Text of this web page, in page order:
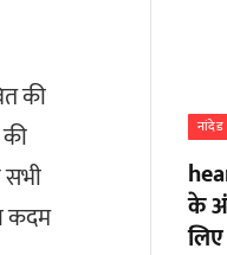
की
सभी
कदम
नांदेड
के